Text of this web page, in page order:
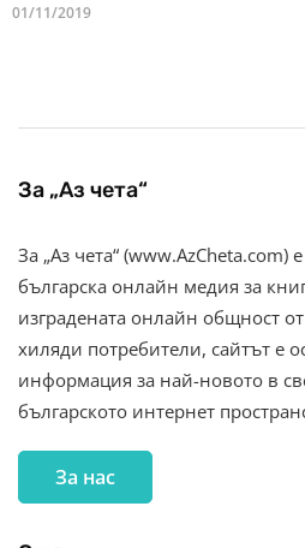
01/11/2019
За „Аз чета“
За „Аз чета“ (www.AzCheta.com)
българска онлайн медия за
изградената онлайн общност
хиляди потребители, сайтът е
информация за най-новото в
българското интернет
За нас